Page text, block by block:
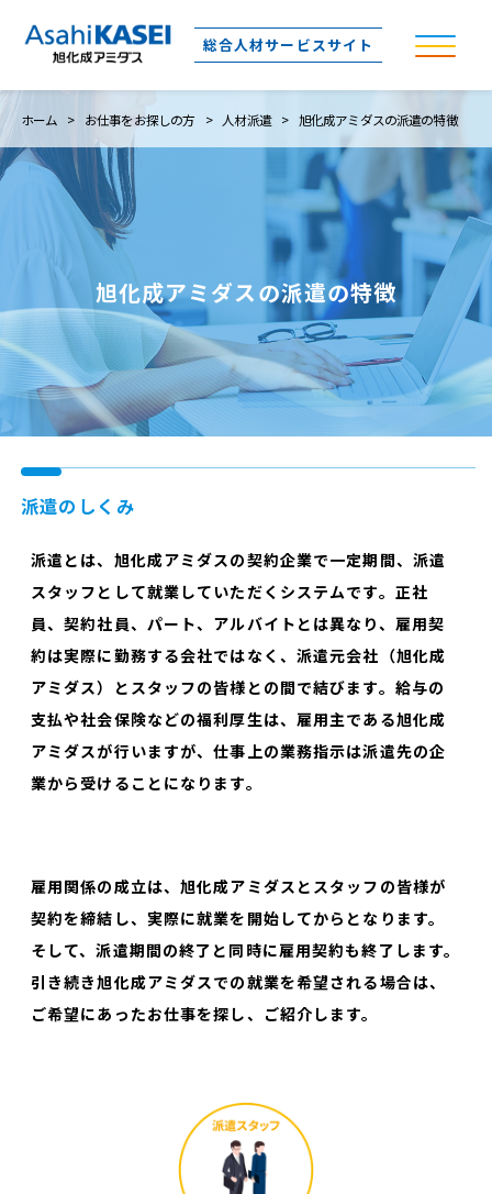
総合人材サービスサイト
ホーム お仕事をお探しの方 人材派遣 旭化成アミダスの派遣の特徴
旭化成アミダスの派遣の特徴
派遣のしくみ
派遣とは、旭化成アミダスの契約企業で一定期間、派遣
スタッフとして就業していただくシステムです。正社
員、契約社員、パート、アルバイトとは異なり、雇用契
約は実際に勤務する会社ではなく、派遣元会社（旭化成
アミダス）とスタッフの皆様との間で結びます。給与の
支払や社会保険などの福利厚生は、雇用主である旭化成
アミダスが行いますが、仕事上の業務指示は派遣先の企
業から受けることになります。
雇用関係の成立は、旭化成アミダスとスタッフの皆様が
契約を締結し、実際に就業を開始してからとなります。
そして、派遣期間の終了と同時に雇用契約も終了します。
引き続き旭化成アミダスでの就業を希望される場合は、
ご希望にあったお仕事を探し、ご紹介します。